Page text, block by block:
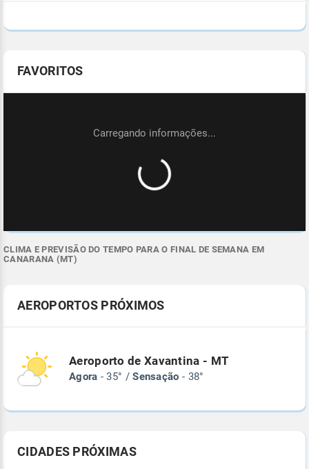
FAVORITOS
CLIMA E PREVISÃO DO TEMPO PARA O FINAL DE SEMANA EM
CANARANA (MT)
AEROPORTOS PRÓXIMOS
Aeroporto de Xavantina - MT
Agora - 35° /Sensação - 38°
CIDADES PRÓXIMAS